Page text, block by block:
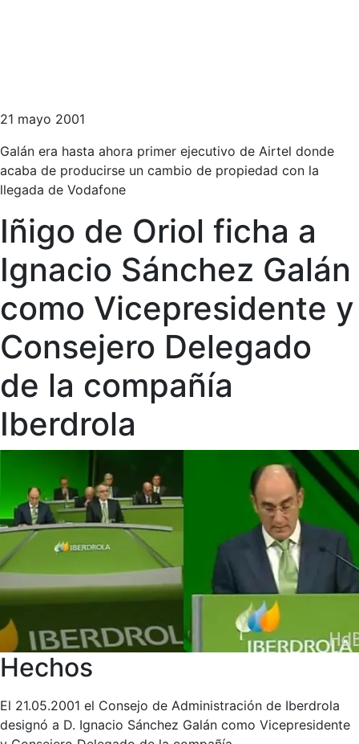
21 mayo 2001
Galán era hasta ahora primer ejecutivo de Airtel donde
acaba de producirse un cambio de propiedad con la
llegada de Vodafone
Iñigo de Oriol ficha a
Ignacio Sánchez Galán
como Vicepresidente y
Consejero Delegado
de la compañía
Iberdrola
Hechos
El 21.05.2001 el Consejo de Administración de Iberdrola
designó a D. Ignacio Sánchez Galán como Vicepresidente